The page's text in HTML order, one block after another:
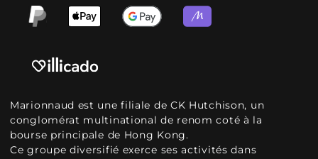
Marionnaud est une filiale de CK Hutchison, un
conglomérat multinational de renom coté à la
bourse principale de Hong Kong.
Ce groupe diversifié exerce ses activités dans